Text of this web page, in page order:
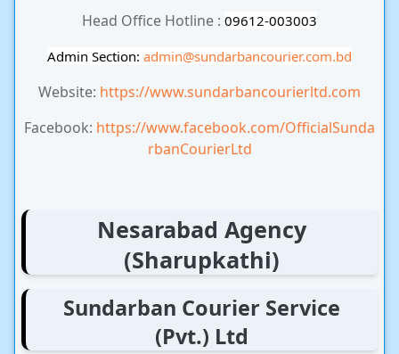
Head Office Hotline : 09612-003003
Admin Section: admin@sundarbancourier.com.bd
Website: https://www.sundarbancourierltd.com
Facebook: https://www.facebook.com/OfficialSunda
rbanCourierLtd
Nesarabad Agency
(Sharupkathi)
Sundarban Courier Service
(Pvt.) Ltd